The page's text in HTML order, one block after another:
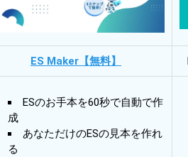
ES Maker【無料】
ESのお手本を60秒で自動で作
成
あなただけのESの見本を作れ
る